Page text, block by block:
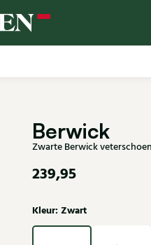
Berwick
Zwarte Berwick
239,95
Kleur: Zwart